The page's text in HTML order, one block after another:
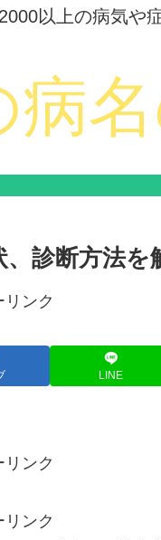
2000以上の病気や
診断方法を
リンク
LINE
リンク
リンク